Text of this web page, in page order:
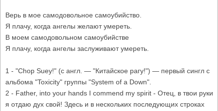
Верь в мое самодовольное самоубийство.
Я плачу, когда ангелы желают умереть.
В моем самодовольном самоубийстве
Я плачу, когда ангелы заслуживают умереть.
1 - "Chop Suey!" (с англ. — "Китайское рагу!") — первый сингл с
альбома "Toxicity" группы "System of a Down".
2 - Father, into your hands I commend my spirit - Отец, в твои руки
я отдаю дух свой! Здесь и в нескольких последующих строках